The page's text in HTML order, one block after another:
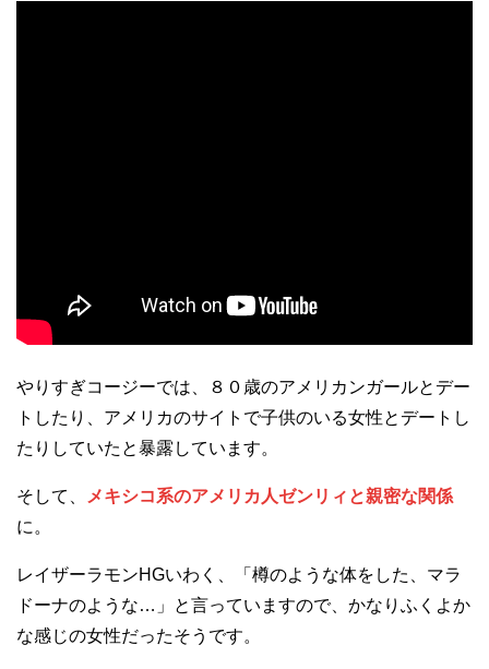
やりすぎコージーでは、８０歳のアメリカンガールとデー
トしたり、アメリカのサイトで子供のいる女性とデートし
たりしていたと暴露しています。
そして、
メキシコ系のアメリカ人ゼンリィと親密な関係
に。
レイザーラモンHGいわく、「樽のような体をした、マラ
ドーナのような…」と言っていますので、かなりふくよか
な感じの女性だったそうです。